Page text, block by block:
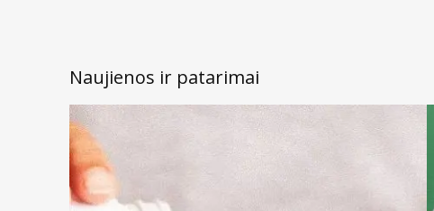
Naujienos ir patarimai